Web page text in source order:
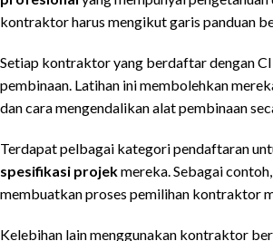
kontraktor harus mengikut garis panduan
Setiap kontraktor yang berdaftar dengan
pembinaan. Latihan ini membolehkan
dan cara mengendalikan alat pembinaan
Terdapat pelbagai kategori pendaftaran
spesifikasi projekmereka. Sebagai
membuatkan proses pemilihan kontraktor
Kelebihan lain menggunakan kontraktor